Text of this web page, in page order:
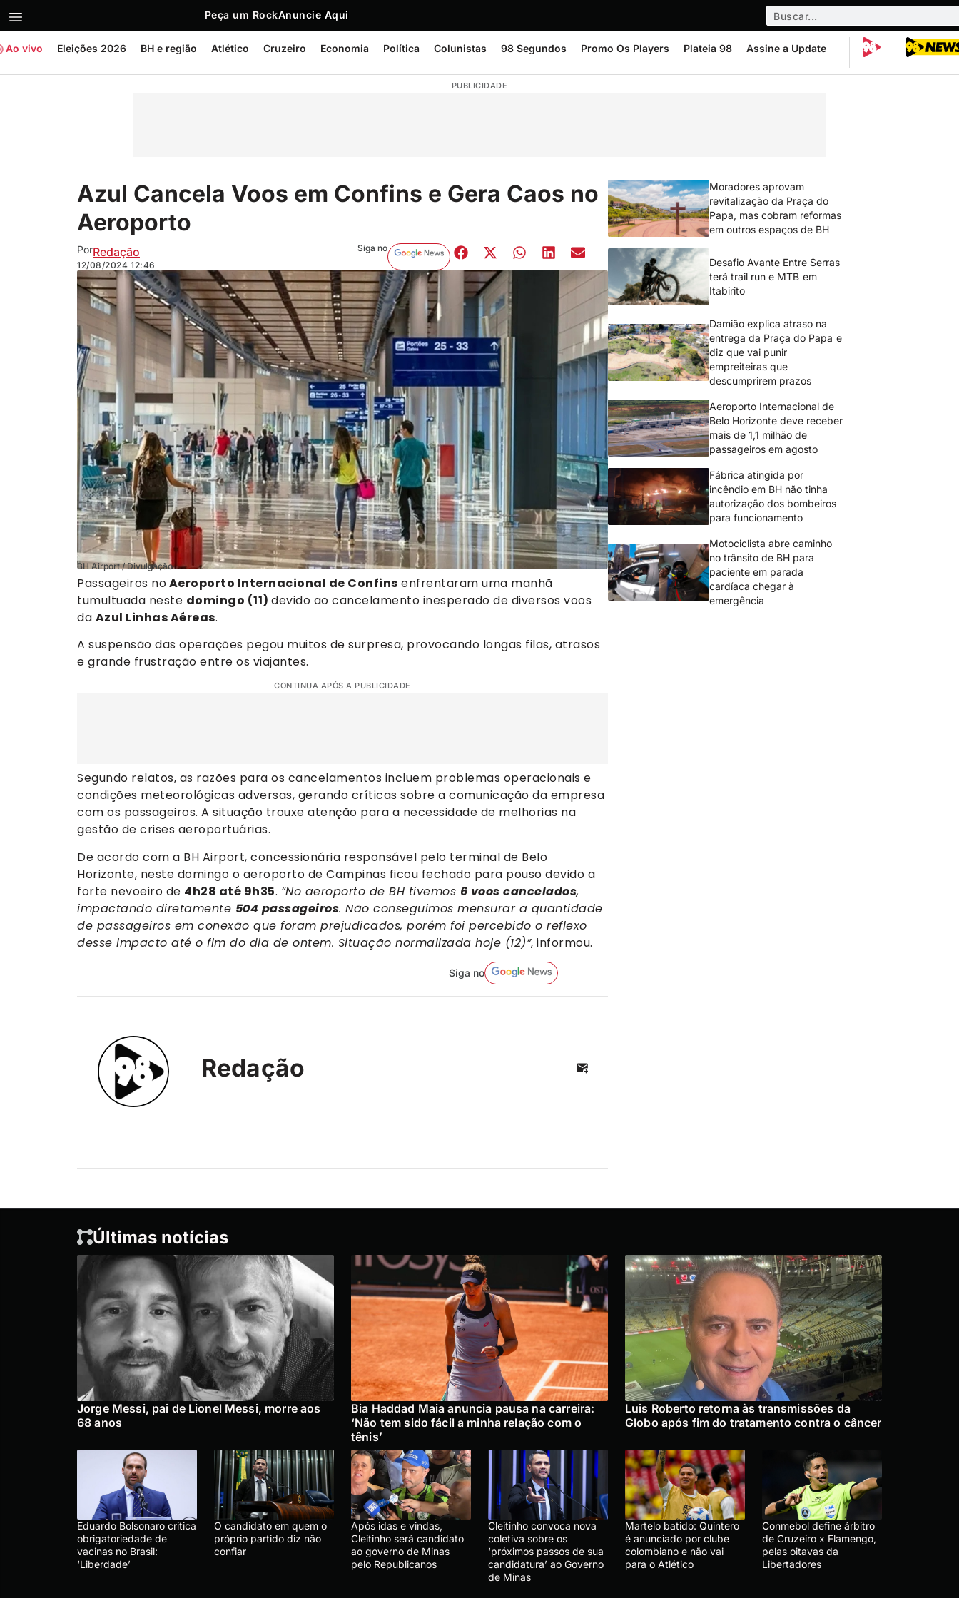
Peça um RockAnuncie Aqui
Ao vivo Eleições 2026 BH e região Atlético Cruzeiro Economia Política Colunistas 98 Segundos Promo Os Players Plateia 98 Assine a Update
PUBLICIDADE
Azul Cancela Voos em Confins e Gera Caos no
Aeroporto
PorRedação
12/08/2024 12:46
Siga no
BH Airport / Divulgação
Passageiros noAeroporto Internacional de Confins enfrentaram uma manhã
tumultuada neste domingo (11) devido ao cancelamento inesperado de diversos voos
da Azul Linhas Aéreas.
A suspensão das operações pegou muitos de surpresa, provocando longas filas, atrasos
e grande frustração entre os viajantes.
CONTINUA APÓS A PUBLICIDADE
Segundo relatos, as razões para os cancelamentos incluem problemas operacionais e
condições meteorológicas adversas, gerando críticas sobre a comunicação da empresa
com os passageiros. A situação trouxe atenção para a necessidade de melhorias na
gestão de crises aeroportuárias.
De acordo com a BH Airport, concessionária responsável pelo terminal de Belo
Horizonte, neste domingo o aeroporto de Campinas ficou fechado para pouso devido a
forte nevoeiro de 4h28 até 9h35. “No aeroporto de BH tivemos 6 voos cancelados,
impactando diretamente 504 passageiros. Não conseguimos mensurar a quantidade
de passageiros em conexão que foram prejudicados, porém foi percebido o reflexo
desse impacto até o fim do dia de ontem. Situação normalizada hoje (12)”, informou.
Siga no
Redação
Moradores aprovam
revitalização da Praça do
Papa, mas cobram reformas
em outros espaços de BH
Desafio Avante Entre Serras
terá trail run e MTB em
Itabirito
Damião explica atraso na
entrega da Praça do Papa e
diz que vai punir
empreiteiras que
descumprirem prazos
Aeroporto Internacional de
Belo Horizonte deve receber
mais de 1,1 milhão de
passageiros em agosto
Fábrica atingida por
incêndio em BH não tinha
autorização dos bombeiros
para funcionamento
Motociclista abre caminho
no trânsito de BH para
paciente em parada
cardíaca chegar à
emergência
Últimas notícias
Jorge Messi, pai de Lionel Messi, morre aos
68 anos
Bia Haddad Maia anuncia pausa na carreira:
‘Não tem sido fácil a minha relação com o
tênis’
Luis Roberto retorna às transmissões da
Globo após fim do tratamento contra o câncer
Eduardo Bolsonaro critica
obrigatoriedade de
vacinas no Brasil:
‘Liberdade’
O candidato em quem o
próprio partido diz não
confiar
Após idas e vindas,
Cleitinho será candidato
ao governo de Minas
pelo Republicanos
Cleitinho convoca nova
coletiva sobre os
‘próximos passos de sua
candidatura’ ao Governo
de Minas
Martelo batido: Quintero
é anunciado por clube
colombiano e não vai
para o Atlético
Conmebol define árbitro
de Cruzeiro x Flamengo,
pelas oitavas da
Libertadores